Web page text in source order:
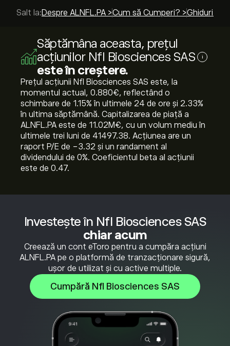
Investește în Nfl Biosciences SAS
chiar acum
Creează un cont eToro pentru a cumpăra acțiuni
ALNFL.PA pe o platformă de tranzacționare sigură,
ușor de utilizat și cu active multiple.
Cumpără Nfl Biosciences SAS
Salt la:Despre ALNFL.PA >Cum să Cumperi? >Ghiduri de
Săptămâna aceasta, prețul
acțiunilor Nfl Biosciences SAS
este în creștere.
i
Prețul acțiunii Nfl Biosciences SAS este, la
momentul actual, 0.880‎€‎, reflectând o
schimbare de ‎1.15‎% în ultimele 24 de ore și ‎2.33‎%
în ultima săptămână. Capitalizarea de piață a
ALNFL.PA este de 11.02M‎€‎, cu un volum mediu în
ultimele trei luni de 41497.38. Acțiunea are un
raport P/E de -3.32 și un randament al
dividendului de 0%. Coeficientul beta al acțiunii
este de 0.47.